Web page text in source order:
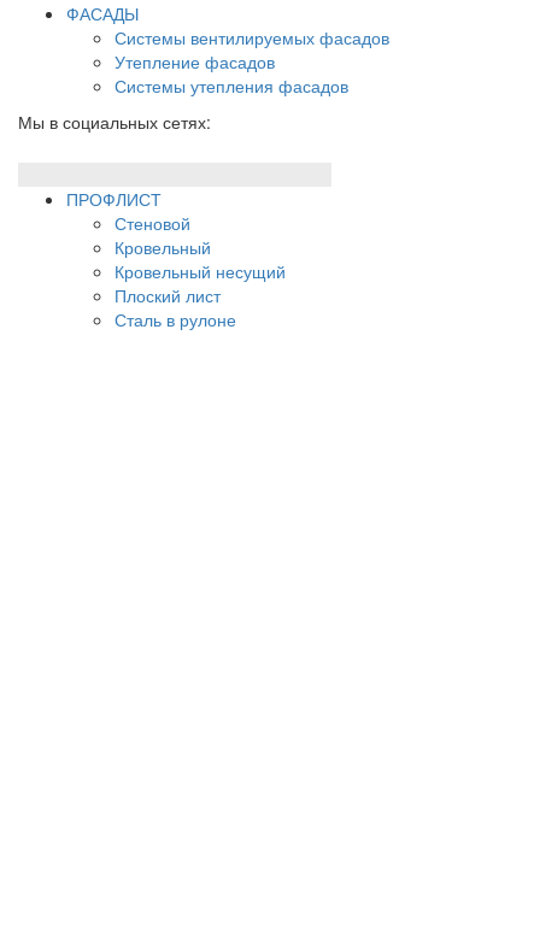
ФАСАДЫ
Системы вентилируемых фасадов
Утепление фасадов
Системы утепления фасадов
Мы в социальных сетях:
ПРОФЛИСТ
Стеновой
Кровельный
Кровельный несущий
Плоский лист
Сталь в рулоне